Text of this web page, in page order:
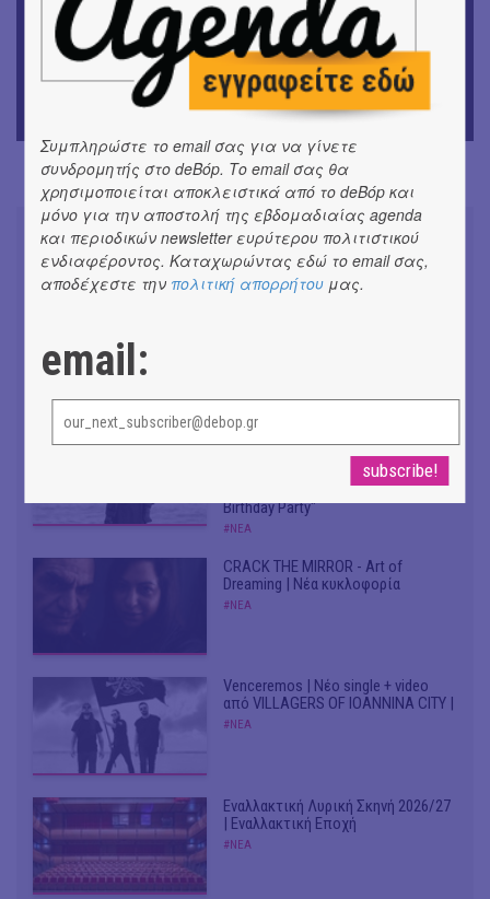
ΘΕΑΤΡΟ / ΧΟΡΟΣ
«Ίων» του Ευρυπίδη
Οι Λόγος Τιμής σε πανελλαδική περιοδεία για την
παρουσίαση του νέου album
Don't Let Me Be Misunderstood |
Alexandros Livitsanos, Willem
Dafoe, Czech Studio Orchestra |
Από το soundtrack της ταινίας "The
Birthday Party"
#ΝΕΑ
CRACK THE MIRROR - Art of
Dreaming | Νέα κυκλοφορία
#ΝΕΑ
Venceremos | Νέο single + video
από VILLAGERS OF IOANNINA CITY |
#ΝΕΑ
Εναλλακτική Λυρική Σκηνή 2026/27
| Εναλλακτική Εποχή
#ΝΕΑ
Συμπληρώστε το email σας για να γίνετε
συνδρομητής στο deBόp. Το email σας θα
χρησιμοποιείται αποκλειστικά από το deBόp και
μόνο για την αποστολή της εβδομαδιαίας agenda
και περιοδικών newsletter ευρύτερου πολιτιστικού
ενδιαφέροντος. Καταχωρώντας εδώ το email σας,
αποδέχεστε την πολιτική απορρήτου μας.
email: